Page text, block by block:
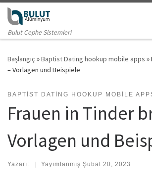
Skip to content
Bulut Cephe Sistemleri
Başlangıç »Baptist Dating hookup mobile apps »
– Vorlagen und Beispiele
BAPTIST DATING HOOKUP MOBILE
Frauen in Tinder
Vorlagen und
Yazarı: | Yayımlanmış Şubat 20, 2023